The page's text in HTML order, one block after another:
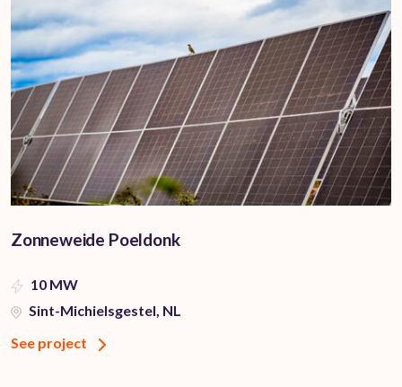
Zonneweide Poeldonk
10 MW
Sint-Michielsgestel, NL
See project